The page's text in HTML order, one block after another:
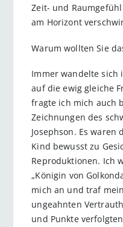
Zeit- und
am Horizont
Warum wollten Sie
Immer wandelte sich
auf die ewig gleiche
fragte ich mich auch
Zeichnungen des
Josephson. Es
Kind bewusst zu
Reproduktionen. Ich
„Königin von
mich an und traf
ungeahnten
und Punkte